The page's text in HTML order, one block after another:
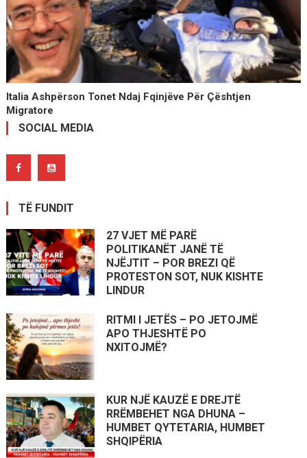
Italia Ashpërson Tonet Ndaj Fqinjëve Për Çështjen
Migratore
SOCIAL MEDIA
TË FUNDIT
27 VJET MË PARË
POLITIKANËT JANË TË
NJËJTIT – POR BREZI QË
PROTESTON SOT, NUK KISHTE
LINDUR
RITMI I JETËS – PO JETOJMË
APO THJESHTË PO
NXITOJMË?
KUR NJË KAUZË E DREJTË
RRËMBEHET NGA DHUNA –
HUMBET QYTETARIA, HUMBET
SHQIPËRIA